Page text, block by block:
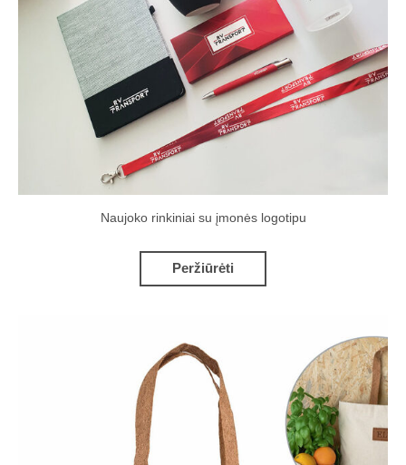
Naujoko rinkiniai su įmonės logotipu
Peržiūrėti